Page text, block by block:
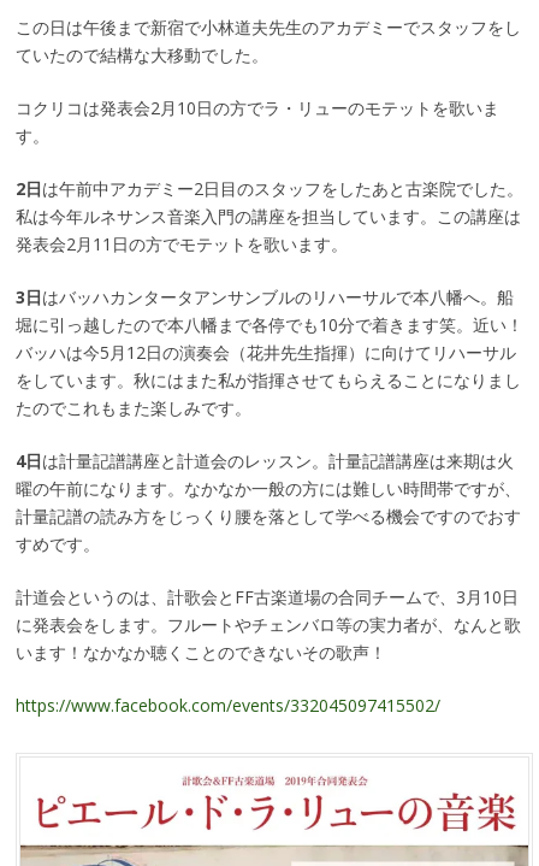
この日は午後まで新宿で小林道夫先生のアカデミーでスタッフをし
ていたので結構な大移動でした。
コクリコは発表会2月10日の方でラ・リューのモテットを歌いま
す。
2日は午前中アカデミー2日目のスタッフをしたあと古楽院でした。
私は今年ルネサンス音楽入門の講座を担当しています。この講座は
発表会2月11日の方でモテットを歌います。
3日はバッハカンタータアンサンブルのリハーサルで本八幡へ。船
堀に引っ越したので本八幡まで各停でも10分で着きます笑。近い！
バッハは今5月12日の演奏会（花井先生指揮）に向けてリハーサル
をしています。秋にはまた私が指揮させてもらえることになりまし
たのでこれもまた楽しみです。
4日は計量記譜講座と計道会のレッスン。計量記譜講座は来期は火
曜の午前になります。なかなか一般の方には難しい時間帯ですが、
計量記譜の読み方をじっくり腰を落として学べる機会ですのでおす
すめです。
計道会というのは、計歌会とFF古楽道場の合同チームで、3月10日
に発表会をします。フルートやチェンバロ等の実力者が、なんと歌
います！なかなか聴くことのできないその歌声！
https://www.facebook.com/events/332045097415502/